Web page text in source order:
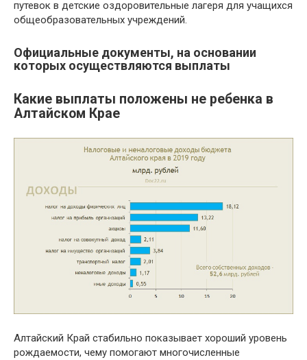
путевок в детские оздоровительные лагеря для учащихся
общеобразовательных учреждений.
Официальные документы, на основании
которых осуществляются выплаты
Какие выплаты положены не ребенка в
Алтайском Крае
Алтайский Край стабильно показывает хороший уровень
рождаемости, чему помогают многочисленные